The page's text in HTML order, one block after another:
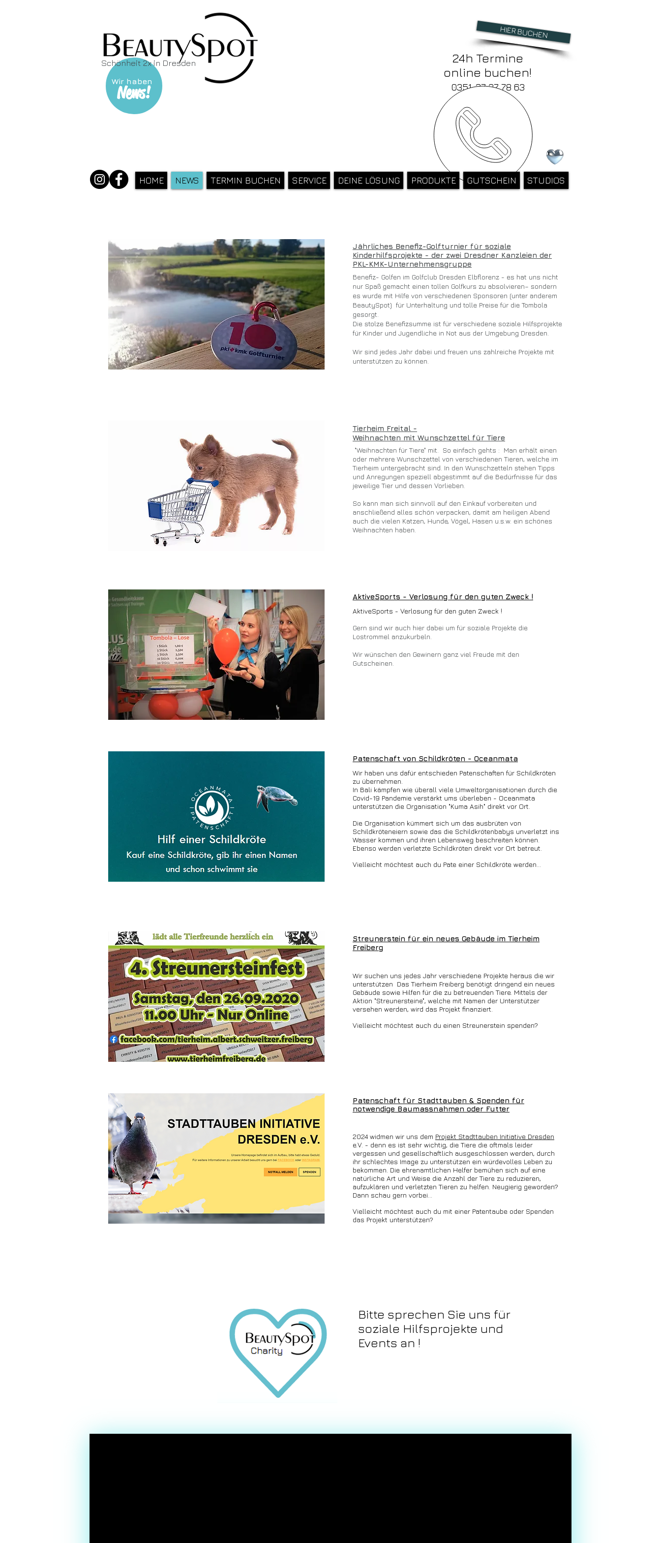
News!
Wir haben
Schönheit 2x in Dresden
HIER BUCHEN
24h Termine
online buchen!
0351-27 37 78 63
HOME NEWS TERMIN BUCHEN SERVICE DEINE LÖSUNG PRODUKTE GUTSCHEIN STUDIOS
Bitte sprechen Sie uns für soziale Hilfsprojekte
und Events an !
Jährliches Benefiz-Golfturnier für soziale
Kinderhilfsprojekte - der zwei Dresdner Kanzleien der
PKL-KMK-Unternehmensgruppe
Benefiz- Golfen im Golfclub Dresden Elbflorenz - es hat uns nicht
nur Spaß gemacht einen tollen Golfkurs zu absolvieren– sondern
es wurde mit Hilfe von verschiedenen Sponsoren (unter anderem
BeautySpot) für Unterhaltung und tolle Preise für die Tombola
gesorgt.
Die stolze Benefizsumme ist für verschiedene soziale Hilfsprojekte
für Kinder und Jugendliche in Not aus der Umgebung Dresden.
Wir sind jedes Jahr dabei und freuen uns zahlreiche Projekte mit
unterstützen zu können.
Tierheim Freital -
Weihnachten mit Wunschzettel für Tiere
"Weihnachten für Tiere" mit. So einfach gehts : Man erhält einen
oder mehrere Wunschzettel von verschiedenen Tieren, welche im
Tierheim untergebracht sind. In den Wunschzetteln stehen Tipps
und Anregungen speziell abgestimmt auf die Bedürfnisse für das
jeweilige Tier und dessen Vorlieben.
So kann man sich sinnvoll auf den Einkauf vorbereiten und
anschließend alles schön verpacken, damit am heiligen Abend
auch die vielen Katzen, Hunde, Vögel, Hasen u.s.w. ein schönes
Weihnachten haben.
AktiveSports - Verlosung für den guten Zweck !
AktiveSports - Verlosung für den guten Zweck !
Gern sind wir auch hier dabei um für soziale Projekte die
Lostrommel anzukurbeln.
Wir wünschen den Gewinern ganz viel Freude mit den
Gutscheinen.
Patenschaft von Schildkröten - Oceanmata
Wir haben uns dafür entschieden Patenschaften für Schildkröten
zu übernehmen.
In Bali kämpfen wie überall viele Umweltorganisationen durch die
Covid-19 Pandemie verstärkt ums überleben - Oceanmata
unterstützen die Organisation "Kuma Asih" direkt vor Ort.
Die Organisation kümmert sich um das ausbrüten von
Schildkröteneiern sowie das die Schildkrötenbabys unverletzt ins
Wasser kommen und ihren Lebensweg beschreiten können.
Ebenso werden verletzte Schildkröten direkt vor Ort betreut.
Vielleicht möchtest auch du Pate einer Schildkröte werden...
Streunerstein für ein neues Gebäude im Tierheim
Freiberg
Wir suchen uns jedes Jahr verschiedene Projekte heraus die wir
unterstützen Das Tierheim Freiberg benötigt dringend ein neues
Gebäude sowie Hilfen für die zu betreuenden Tiere. Mittels der
Aktion "Streunersteine", welche mit Namen der Unterstützer
versehen werden, wird das Projekt finanziert.
Vielleicht möchtest auch du einen Streunerstein spenden?
Patenschaft für Stadttauben & Spenden für
notwendige Baumassnahmen oder Futter
2024 widmen wir uns dem Projekt Stadttauben Initiative Dresden
e.V. - denn es ist sehr wichtig, die Tiere die oftmals leider
vergessen und gesellschaftlich ausgeschlossen werden, durch
ihr schlechtes Image zu unterstützen ein würdevolles Leben zu
bekommen. Die ehrenamtlichen Helfer bemühen sich auf eine
natürliche Art und Weise die Anzahl der Tiere zu reduzieren,
aufzuklären und verletzten Tieren zu helfen. Neugierig geworden?
Dann schau gern vorbei...
Vielleicht möchtest auch du mit einer Patentaube oder Spenden
das Projekt unterstützen?
Bitte sprechen Sie uns für
soziale Hilfsprojekte und
Events an !